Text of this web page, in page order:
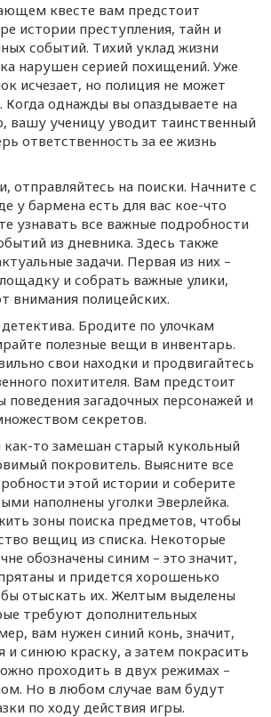
квесте вам предстоит
истории преступления, тайн и
событий. Тихий уклад жизни
нарушен серией похищений. Уже
исчезает, но полиция не может
Когда однажды вы опаздываете на
вашу ученицу уводит таинственный
ответственность за ее жизнь
отправляйтесь на поиски. Начните с
у бармена есть для вас кое-что
узнавать все важные подробности
из дневника. Здесь также
задачи. Первая из них –
и собрать важные улики,
внимания полицейских.
Бродите по улочкам
полезные вещи в инвентарь.
свои находки и продвигайтесь
похитителя. Вам предстоит
загадочных персонажей и
секретов.
как-то замешан старый кукольный
покровитель. Выясните все
этой истории и соберите
наполнены уголки Эверлейка.
зоны поиска предметов, чтобы
вещиц из списка. Некоторые
обозначены синим – это значит,
и придется хорошенько
отыскать их. Желтым выделены
требуют дополнительных
вам нужен синий конь, значит,
и синюю краску, а затем покрасить
проходить в двух режимах –
Но в любом случае вам будут
по ходу действия игры.